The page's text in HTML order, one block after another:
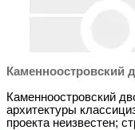
Каменноостровский
Каменноостровский
архитектуры
проекта неизвестен;